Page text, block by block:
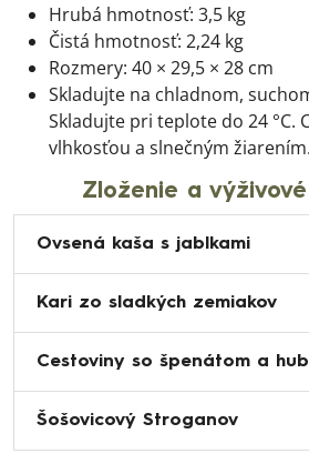
Hrubá hmotnosť: 3,5 kg
Čistá hmotnosť: 2,24 kg
Rozmery: 40 × 29,5 × 28 cm
Skladujte na chladnom,
Skladujte pri teplote do 24 °C.
vlhkosťou a slnečným žiarením.
Zloženie a
Ovsená kaša s jablkami
Kari zo sladkých zemiakov
Cestoviny so špenátom a
Šošovicový Stroganov